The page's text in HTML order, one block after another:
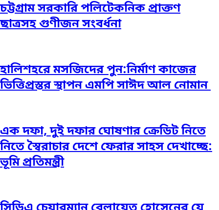
চট্টগ্রাম সরকারি পলিটেকনিক প্রাক্তণ
ছাত্রসহ গুণীজন সংবর্ধনা
হালিশহরে মসজিদের পুন:নির্মাণ কাজের
ভিত্তিপ্রস্তর স্থাপন এমপি সাঈদ আল নোমান ‎
এক দফা, দুই দফার ঘোষণার ক্রেডিট নিতে
নিতে স্বৈরাচার দেশে ফেরার সাহস দেখাচ্ছে:
ভূমি প্রতিমন্ত্রী